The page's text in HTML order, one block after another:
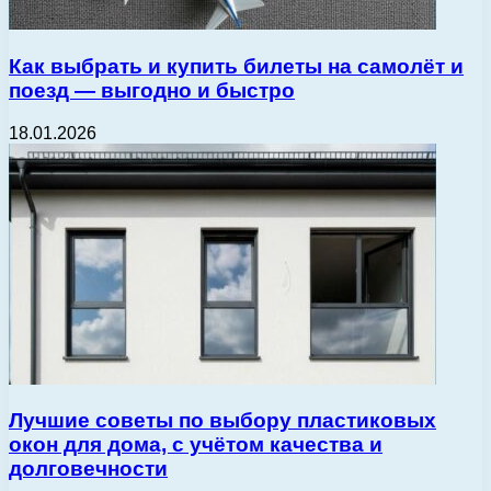
Как выбрать и купить билеты на самолёт и
поезд — выгодно и быстро
18.01.2026
Лучшие советы по выбору пластиковых
окон для дома, с учётом качества и
долговечности